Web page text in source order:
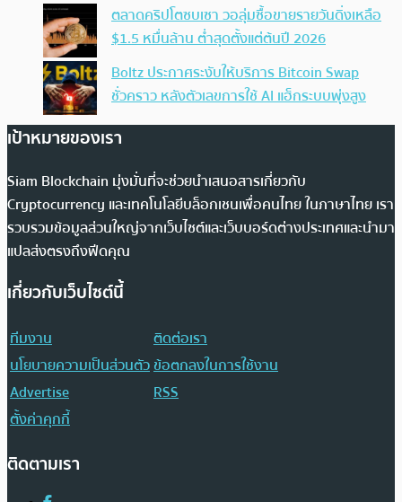
ตลาดคริปโตซบเซา วอลุ่มซื้อขายรายวันดิ่งเหลือ
$1.5 หมื่นล้าน ต่ำสุดตั้งแต่ต้นปี 2026
Boltz ประกาศระงับให้บริการ Bitcoin Swap
ชั่วคราว หลังตัวเลขการใช้ AI แฮ็กระบบพุ่งสูง
เป้าหมายของเรา
Siam Blockchain มุ่งมั่นที่จะช่วยนำเสนอสารเกี่ยวกับ
Cryptocurrency และเทคโนโลยีบล็อกเชนเพื่อคนไทย ในภาษาไทย เรา
รวบรวมข้อมูลส่วนใหญ่จากเว็บไซต์และเว็บบอร์ดต่างประเทศและนำมา
แปลส่งตรงถึงฟีดคุณ
เกี่ยวกับเว็บไซต์นี้
ทีมงาน
ติดต่อเรา
นโยบายความเป็นส่วนตัวข้อตกลงในการใช้งาน
Advertise
RSS
ตั้งค่าคุกกี้
ติดตามเรา